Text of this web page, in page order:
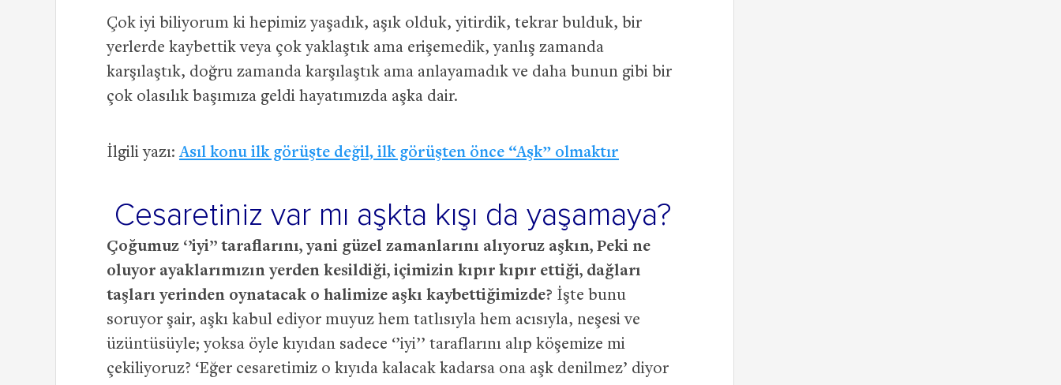
Çok iyi biliyorum ki hepimiz yaşadık, aşık olduk, yitirdik, tekrar bulduk, bir
yerlerde kaybettik veya çok yaklaştık ama erişemedik, yanlış zamanda
karşılaştık, doğru zamanda karşılaştık ama anlayamadık ve daha bunun gibi bir
çok olasılık başımıza geldi hayatımızda aşka dair.
İlgili yazı:Asıl konu ilk görüşte değil, ilk görüşten önce “Aşk” olmaktır
Cesaretiniz var mı aşkta kışı da yaşamaya?
Çoğumuz ‘’iyi’’ taraflarını, yani güzel zamanlarını alıyoruz aşkın, Peki ne
oluyor ayaklarımızın yerden kesildiği, içimizin kıpır kıpır ettiği, dağları
taşları yerinden oynatacak o halimize aşkı kaybettiğimizde? İşte bunu
soruyor şair, aşkı kabul ediyor muyuz hem tatlısıyla hem acısıyla, neşesi ve
üzüntüsüyle; yoksa öyle kıyıdan sadece ‘’iyi’’ taraflarını alıp köşemize mi
çekiliyoruz? ‘Eğer cesaretimiz o kıyıda kalacak kadarsa ona aşk denilmez’ diyor